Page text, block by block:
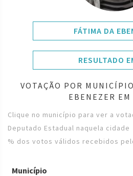
FÁTIMA DA
RESULTADO
VOTAÇÃO POR
EBENEZER EM
Clique no município para ver a
Deputado Estadual naquela cidade
% dos votos válidos recebidos
Município